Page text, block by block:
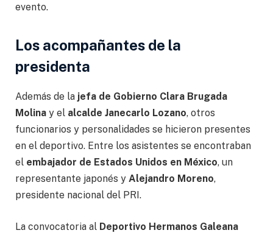
evento.
Los acompañantes de la
presidenta
Además de la jefa de Gobierno Clara Brugada
Molina y el alcalde Janecarlo Lozano, otros
funcionarios y personalidades se hicieron presentes
en el deportivo. Entre los asistentes se encontraban
el embajador de Estados Unidos en México, un
representante japonés y Alejandro Moreno,
presidente nacional del PRI.
La convocatoria al Deportivo Hermanos Galeana